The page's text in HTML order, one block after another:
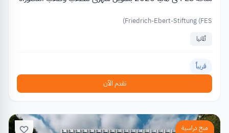
Friedrich-Ebert-Stiftung (FES)
ألمانيا
قريباً
تقدم الآن
منح دراسية